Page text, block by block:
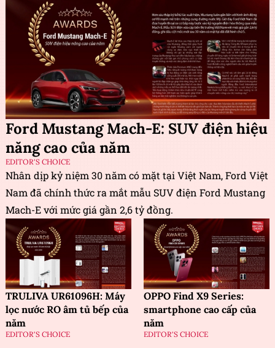
Ford Mustang Mach-E: SUV điện hiệu
năng cao của năm
EDITOR'S CHOICE
Nhân dịp kỷ niệm 30 năm có mặt tại Việt Nam, Ford Việt
Nam đã chính thức ra mắt mẫu SUV điện Ford Mustang
Mach-E với mức giá gần 2,6 tỷ đồng.
TRULIVA UR61096H: Máy
lọc nước RO âm tủ bếp của
năm
EDITOR'S CHOICE
OPPO Find X9 Series:
smartphone cao cấp của
năm
EDITOR'S CHOICE